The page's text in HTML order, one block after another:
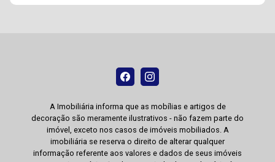
A Imobiliária informa que as mobílias e artigos de
decoração são meramente ilustrativos - não fazem parte do
imóvel, exceto nos casos de imóveis mobiliados. A
imobiliária se reserva o direito de alterar qualquer
informação referente aos valores e dados de seus imóveis